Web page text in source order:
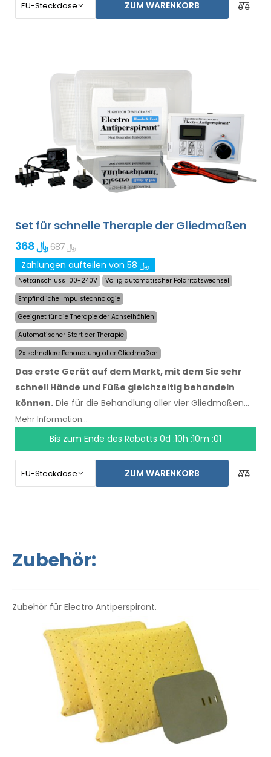
Sprache vor.
ZUM WARENKORB
Set für schnelle Therapie der Gliedmaßen
368 ﷼
687 ﷼
Zahlungen aufteilen von 58 ﷼
Netzanschluss 100-240V
Völlig automatischer Polaritätswechsel
Empfindliche Impulstechnologie
Geeignet für die Therapie der Achselhöhlen
Automatischer Start der Therapie
2x schnellere Behandlung aller Gliedmaßen
Das erste Gerät auf dem Markt, mit dem Sie sehr
schnell Hände und Füße gleichzeitig behandeln
können. Die für die Behandlung aller vier Gliedmaßen
benötigte Zeit wurde um die Hälfte auf maximal 24
Minuten reduziert, Dauer und Geschwindigkeit der
Effekte blieben erhalten. Mit dem automatischen
Mehr Information...
Bis zum Ende des Rabatts 0d :10h :10m :00
ZUM WARENKORB
Zubehör:
Zubehör für Electro Antiperspirant.